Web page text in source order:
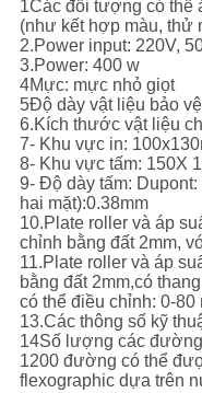
1Các đối tượng có thể
(như kết hợp màu, thử
2.Power input: 220V,
3.Power: 400 w
4Mực: mực nhỏ giọt
5Độ dày vật liệu bảo
6.Kích thước vật liệu
7- Khu vực in:
8- Khu vực tấm: 150X
9- Độ dày tấm:
hai mặt):0.38mm
10.Plate roller và áp
chỉnh bằng đất 2mm,
11.Plate roller và áp
bằng đất 2mm,có
có thể điều chỉnh: 0-80
13.Các thông số kỹ
14Số lượng các
1200 đường có thể
flexographic dựa trên